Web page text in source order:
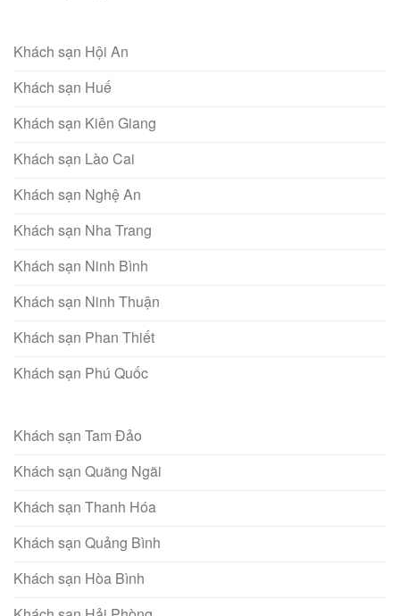
Khách sạn Hội An
Khách sạn Huế
Khách sạn Kiên Giang
Khách sạn Lào Cai
Khách sạn Nghệ An
Khách sạn Nha Trang
Khách sạn Ninh Bình
Khách sạn Ninh Thuận
Khách sạn Phan Thiết
Khách sạn Phú Quốc
Khách sạn Tam Đảo
Khách sạn Quãng Ngãi
Khách sạn Thanh Hóa
Khách sạn Quảng Bình
Khách sạn Hòa Bình